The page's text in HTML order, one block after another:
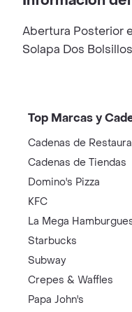
Abertura Posterior
Solapa Dos
Top Marcas y
Cadenas de
Cadenas de Tiendas
Domino's Pizza
KFC
La Mega
Starbucks
Subway
Crepes & Waffles
Papa John's